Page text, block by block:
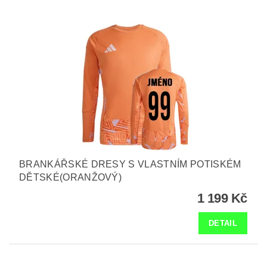
BRANKÁŘSKÉ DRESY S VLASTNÍM POTISKÉM
DĚTSKÉ(ORANŽOVÝ)
1 199 Kč
DETAIL